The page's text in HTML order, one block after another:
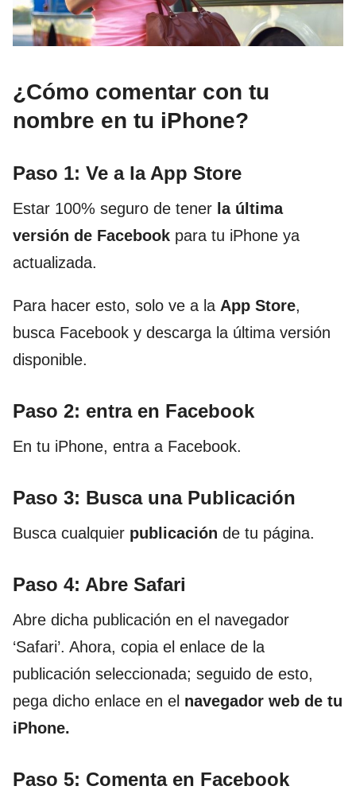
¿Cómo comentar con tu
nombre en tu iPhone?
Paso 1: Ve a la App Store
Estar 100% seguro de tener la última
versión de Facebook para tu iPhone ya
actualizada.
Para hacer esto, solo ve a la App Store,
busca Facebook y descarga la última versión
disponible.
Paso 2: entra en Facebook
En tu iPhone, entra a Facebook.
Paso 3: Busca una Publicación
Busca cualquier publicación de tu página.
Paso 4: Abre Safari
Abre dicha publicación en el navegador
‘Safari’. Ahora, copia el enlace de la
publicación seleccionada; seguido de esto,
pega dicho enlace en el navegador web de tu
iPhone.
Paso 5: Comenta en Facebook